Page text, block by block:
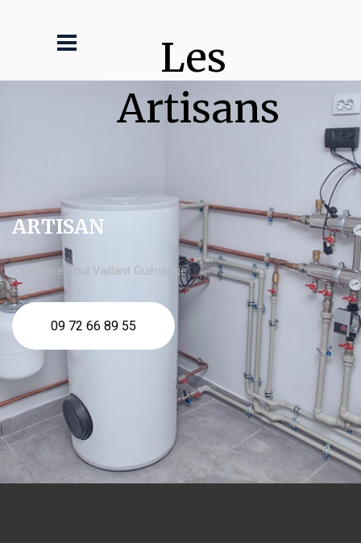
Les
Artisans
ARTISAN
chaudière fioul Vaillant Guénange
09 72 66 89 55